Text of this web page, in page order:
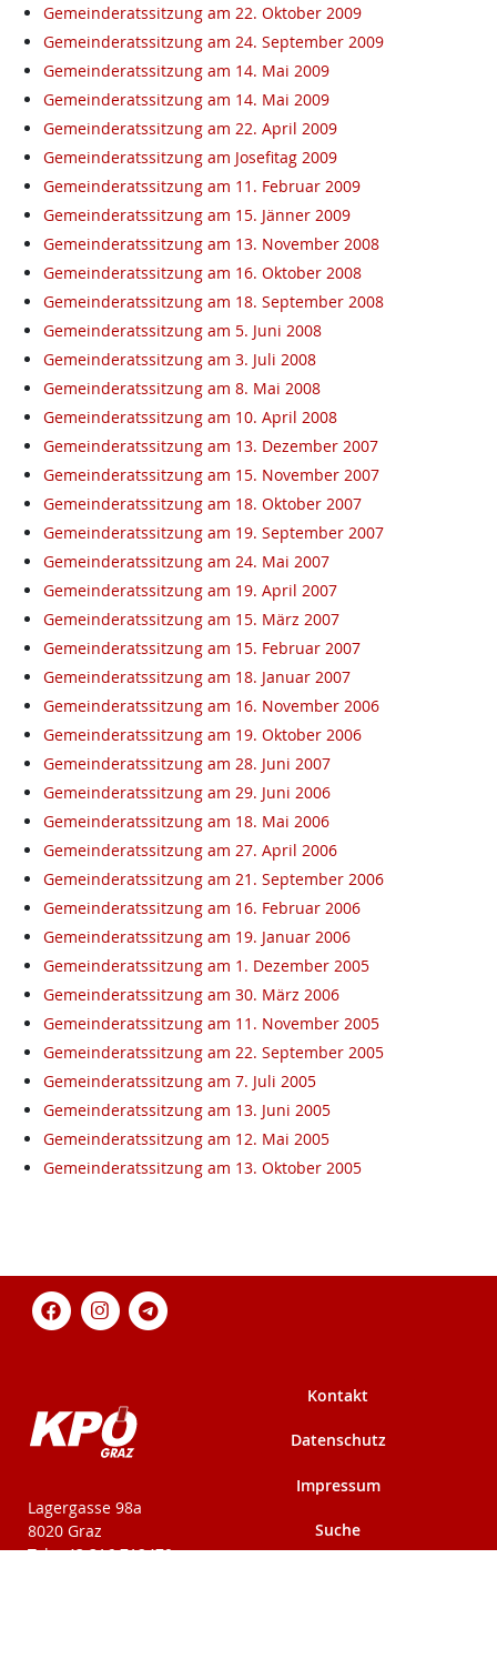
Gemeinderatssitzung am 22. Oktober 2009
Gemeinderatssitzung am 24. September 2009
Gemeinderatssitzung am 14. Mai 2009
Gemeinderatssitzung am 14. Mai 2009
Gemeinderatssitzung am 22. April 2009
Gemeinderatssitzung am Josefitag 2009
Gemeinderatssitzung am 11. Februar 2009
Gemeinderatssitzung am 15. Jänner 2009
Gemeinderatssitzung am 13. November 2008
Gemeinderatssitzung am 16. Oktober 2008
Gemeinderatssitzung am 18. September 2008
Gemeinderatssitzung am 5. Juni 2008
Gemeinderatssitzung am 3. Juli 2008
Gemeinderatssitzung am 8. Mai 2008
Gemeinderatssitzung am 10. April 2008
Gemeinderatssitzung am 13. Dezember 2007
Gemeinderatssitzung am 15. November 2007
Gemeinderatssitzung am 18. Oktober 2007
Gemeinderatssitzung am 19. September 2007
Gemeinderatssitzung am 24. Mai 2007
Gemeinderatssitzung am 19. April 2007
Gemeinderatssitzung am 15. März 2007
Gemeinderatssitzung am 15. Februar 2007
Gemeinderatssitzung am 18. Januar 2007
Gemeinderatssitzung am 16. November 2006
Gemeinderatssitzung am 19. Oktober 2006
Gemeinderatssitzung am 28. Juni 2007
Gemeinderatssitzung am 29. Juni 2006
Gemeinderatssitzung am 18. Mai 2006
Gemeinderatssitzung am 27. April 2006
Gemeinderatssitzung am 21. September 2006
Gemeinderatssitzung am 16. Februar 2006
Gemeinderatssitzung am 19. Januar 2006
Gemeinderatssitzung am 1. Dezember 2005
Gemeinderatssitzung am 30. März 2006
Gemeinderatssitzung am 11. November 2005
Gemeinderatssitzung am 22. September 2005
Gemeinderatssitzung am 7. Juli 2005
Gemeinderatssitzung am 13. Juni 2005
Gemeinderatssitzung am 12. Mai 2005
Gemeinderatssitzung am 13. Oktober 2005
KPÖ-Steiermark
Lagergasse 98a
8020 Graz
Tel: +43 316 712479
Kontakt
Datenschutz
Impressum
Suche